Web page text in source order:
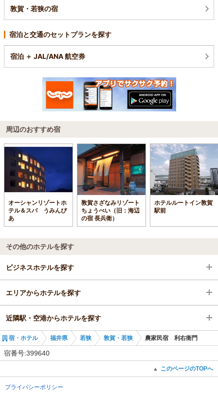
敦賀・若狭の宿
宿泊と交通のセットプランを探す
宿泊 ＋ JAL/ANA 航空券
周辺のおすすめ宿
オーシャンリゾートホ
テル＆スパ うみんぴ
あ
敦賀さざなみリゾート
ちょうべい（旧：海辺
の宿 長兵衛）
ホテルルートイン敦賀
駅前
その他のホテルを探す
ビジネスホテルを探す
福井県
若狭
エリアからホテルを探す
福井県
若狭
近隣駅・空港からホテルを探す
三松駅
宿・ホテル 福井県 若狭 敦賀・若狭 農家民宿 利右衛門
宿番号:399640
▲ このページのTOPへ
プライバシーポリシー